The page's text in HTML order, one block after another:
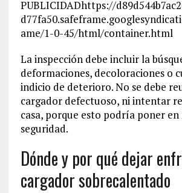
PUBLICIDADhttps://
ame/1-0-45/html/container.html
La inspección debe incluir la
deformaciones, decoloraciones o
indicio de deterioro. No se debe
cargador defectuoso, ni intentar
casa, porque esto podría poner en
seguridad.
Dónde y por qué dejar
cargador sobrecalentado